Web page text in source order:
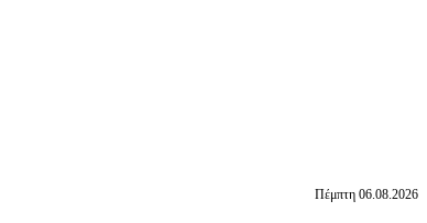
Πέμπτη 06.08.2026